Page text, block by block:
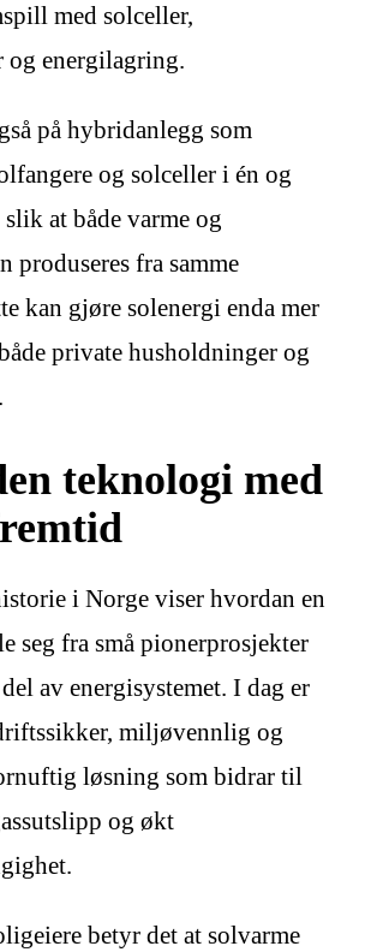
med solceller,
og energilagring.
på hybridanlegg som
og solceller i én og
slik at både varme og
produseres fra samme
kan gjøre solenergi enda mer
private husholdninger og
teknologi med
i Norge viser hvordan en
seg fra små pionerprosjekter
av energisystemet. I dag er
miljøvennlig og
løsning som bidrar til
og økt
betyr det at solvarme